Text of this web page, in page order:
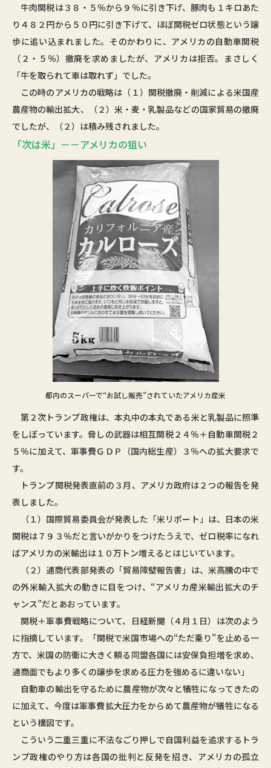
牛肉関税は３８・５％から９％に引き下げ、豚肉も１キロあた
り４８２円から５０円に引き下げて、ほぼ関税ゼロ状態という譲
歩に追い込まれました。そのかわりに、アメリカの自動車関税
（２・５％）撤廃を求めましたが、アメリカは拒否。まさしく
「牛を取られて車は取れず」でした。
この時のアメリカの戦略は（１）関税撤廃・削減による米国産
農産物の輸出拡大、（２）米・麦・乳製品などの国家貿易の撤廃
でしたが、（２）は積み残されました。
「次は米」－－アメリカの狙い
都内のスーパーで“お試し販売”されていたアメリカ産米
第２次トランプ政権は、本丸中の本丸である米と乳製品に照準
をしぼっています。脅しの武器は相互関税２４％＋自動車関税２
５％に加えて、軍事費ＧＤＰ（国内総生産）３％への拡大要求で
す。
トランプ関税発表直前の３月、アメリカ政府は２つの報告を発
表しました。
（１）国際貿易委員会が発表した「米リポート」は、日本の米
関税は７９３％だと言いがかりをつけたうえで、ゼロ税率になれ
ばアメリカの米輸出は１０万トン増えるとはじいています。
（２）通商代表部発表の「貿易障壁報告書」は、米高騰の中で
の外米輸入拡大の動きに目をつけ、“アメリカ産米輸出拡大のチ
ャンス”だとあおっています。
関税＋軍事費戦略について、日経新聞（４月１日）は次のよう
に指摘しています。「関税で米国市場への“ただ乗り”を止める一
方で、米国の防衛に大きく頼る同盟各国には安保負担増を求め、
通商面でもより多くの譲歩を求める圧力を強めるに違いない」
自動車の輸出を守るために農産物が次々と犠牲になってきたの
に加えて、今度は軍事費拡大圧力をからめて農産物が犠牲になる
という構図です。
こういう二重三重に不法なごり押しで自国利益を追求するトラ
ンプ政権のやり方は各国の批判と反発を招き、アメリカの孤立